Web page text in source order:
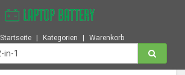
Startseite Kategorien Warenkorb